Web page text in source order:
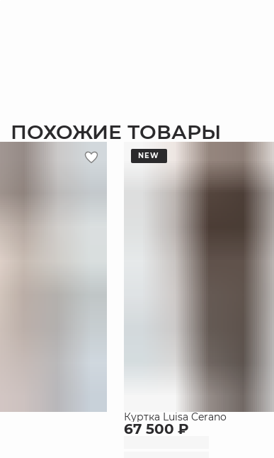
ПОХОЖИЕ ТОВАРЫ
NEW
Куртка Luisa Cerano
67 500 ₽